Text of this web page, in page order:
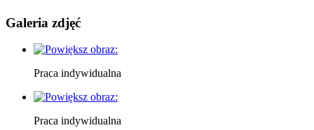
Galeria zdjęć
Praca indywidualna
Praca indywidualna